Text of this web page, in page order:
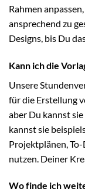
Rahmen
ansprechend zu
Designs, bis Du
Kann ich die
Unsere
für die Erstellung
aber Du kannst
kannst sie
Projektplänen,
nutzen. Deiner
Wo finde ich